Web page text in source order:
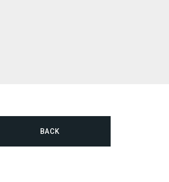
BACK